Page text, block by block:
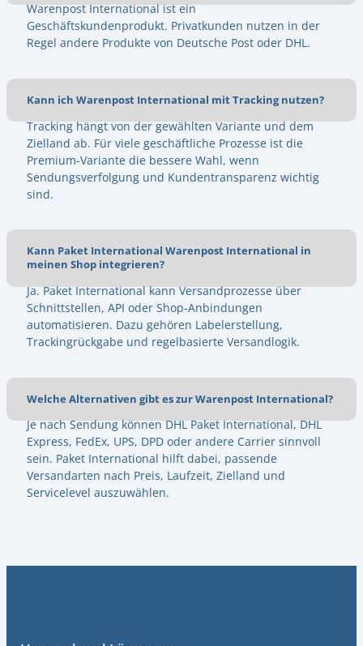
Warenpost International ist ein
Geschäftskundenprodukt. Privatkunden nutzen in der
Regel andere Produkte von Deutsche Post oder DHL.
Kann ich Warenpost International mit Tracking nutzen?
Tracking hängt von der gewählten Variante und dem
Zielland ab. Für viele geschäftliche Prozesse ist die
Premium-Variante die bessere Wahl, wenn
Sendungsverfolgung und Kundentransparenz wichtig
sind.
Kann Paket International Warenpost International in
meinen Shop integrieren?
Ja. Paket International kann Versandprozesse über
Schnittstellen, API oder Shop-Anbindungen
automatisieren. Dazu gehören Labelerstellung,
Trackingrückgabe und regelbasierte Versandlogik.
Welche Alternativen gibt es zur Warenpost International?
Je nach Sendung können DHL Paket International, DHL
Express, FedEx, UPS, DPD oder andere Carrier sinnvoll
sein. Paket International hilft dabei, passende
Versandarten nach Preis, Laufzeit, Zielland und
Servicelevel auszuwählen.